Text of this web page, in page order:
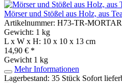
Mörser und Stößel aus Holz, aus
Artikelnummer: H73-TR-
Gewicht: 1 kg
L x W x H: 10 x 10 x 13 cm
14,90 € *
Gewicht 1 kg
Mehr Informationen
Lagerbestand: 35 Stück Sofort